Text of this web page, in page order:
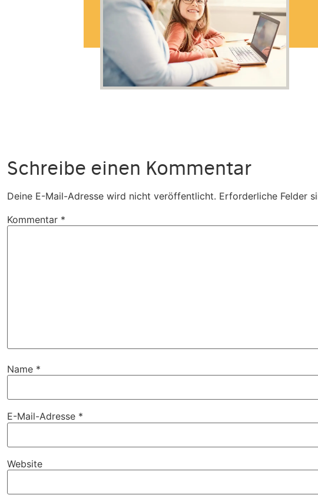
Schreibe einen Kommentar
Deine E-Mail-Adresse wird nicht veröffentlicht. Erforderliche Felder
Kommentar *
Name *
E-Mail-Adresse *
Website